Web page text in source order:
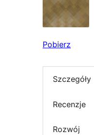
Pobierz
Szczegóły
Recenzje
Rozwój